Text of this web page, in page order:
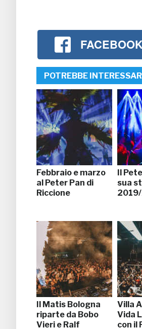
POTREBBE
Febbraio e marzo
al Peter Pan di
Riccione
Il
sua
Il Matis Bologna
riparte da Bobo
Vieri e Ralf
Villa
Vida
con il